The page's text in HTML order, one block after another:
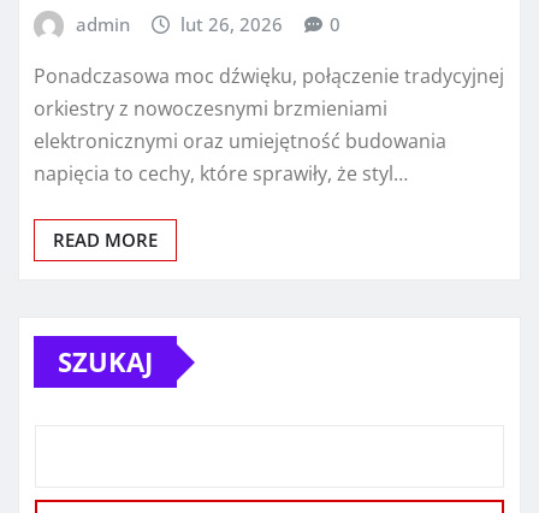
admin lut 26, 2026 0
Ponadczasowa moc dźwięku, połączenie tradycyjnej
orkiestry z nowoczesnymi brzmieniami
elektronicznymi oraz umiejętność budowania
napięcia to cechy, które sprawiły, że styl…
READ MORE
SZUKAJ